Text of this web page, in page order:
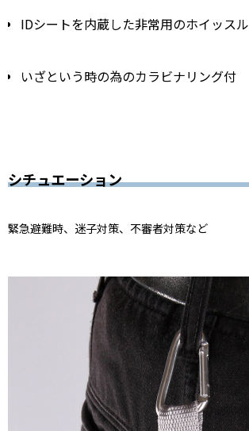
IDシートを内蔵した非常用のホイッスル
いざという時の為のカラビナリング付
シチュエーション
緊急避難時、迷子対策、不審者対策など